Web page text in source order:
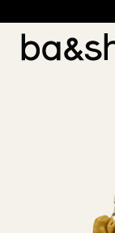
ba&sh